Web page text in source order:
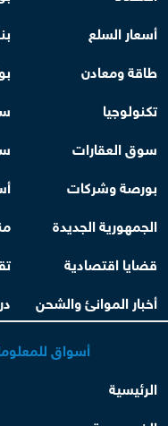
أسعار السلع
طاقة ومعادن
تكنولوجيا
سوق العقارات
بورصة وشركات
الجمهورية الجديدة
قضايا اقتصادية
أخبار الموانئ والشحن
أسواق
الرئيسية